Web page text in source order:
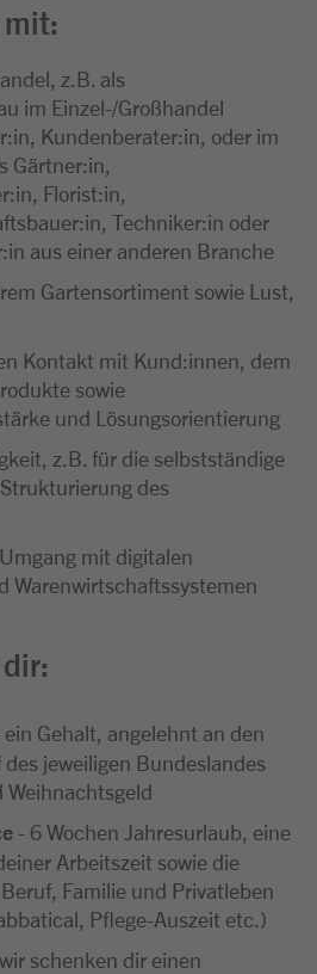
z.B. als
im Einzel-/Großhandel
Kundenberater:in, oder im
Gärtner:in,
Florist:in,
Techniker:in oder
aus einer anderen Branche
Gartensortiment sowie Lust,
Kontakt mit Kund:innen, dem
sowie
und Lösungsorientierung
z.B. für die selbstständige
des
mit digitalen
Warenwirtschaftssystemen
ein Gehalt, angelehnt an den
jeweiligen Bundeslandes
Weihnachtsgeld
- 6 Wochen Jahresurlaub, eine
Arbeitszeit sowie die
Familie und Privatleben
Pflege-Auszeit etc.)
schenken dir einen